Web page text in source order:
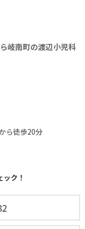
岐南町の渡辺小児科
ら徒歩20分
ク！